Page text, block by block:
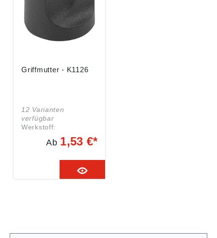
Griffmutter - K1126
12 Varianten
verfügbar
Werkstoff:
Thermoplast schwarz,
Buchse Messing
Messing blank. B:
12,3 D: M5 D1: 20 D2:
15 H: 18,5 H1: 6 T: 6
7021 K1126.205
Ab 1,53 €*